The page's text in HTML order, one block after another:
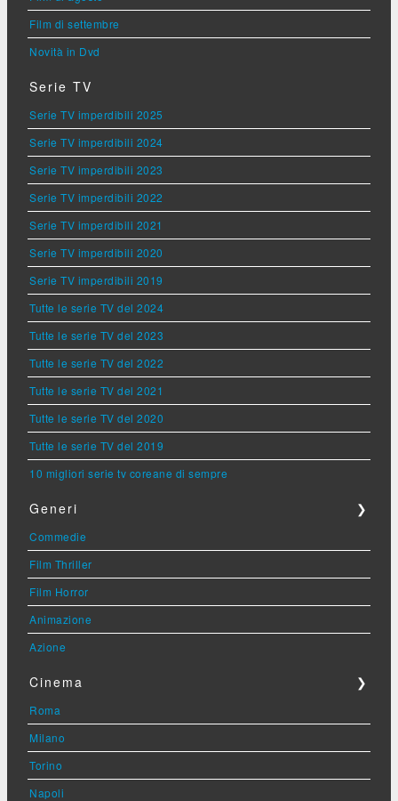
Film di settembre
Novità in Dvd
Serie TV
Serie TV imperdibili 2025
Serie TV imperdibili 2024
Serie TV imperdibili 2023
Serie TV imperdibili 2022
Serie TV imperdibili 2021
Serie TV imperdibili 2020
Serie TV imperdibili 2019
Tutte le serie TV del 2024
Tutte le serie TV del 2023
Tutte le serie TV del 2022
Tutte le serie TV del 2021
Tutte le serie TV del 2020
Tutte le serie TV del 2019
10 migliori serie tv coreane di sempre
Generi ❯
Commedie
Film Thriller
Film Horror
Animazione
Azione
Cinema ❯
Roma
Milano
Torino
Napoli